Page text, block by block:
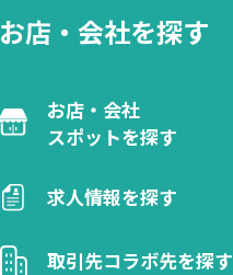
お店・会社を探す
お店・会社
スポットを探す
求人情報を探す
取引先コラボ先を探す